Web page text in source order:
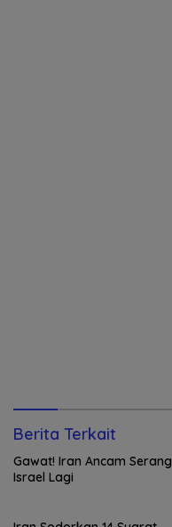
Berita Terkait
Gawat! Iran Ancam Serang
Israel Lagi